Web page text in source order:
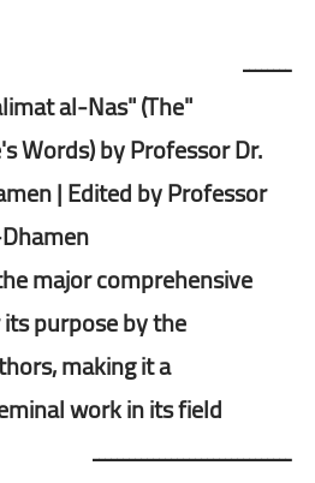
ــــــــ
al-Nas" (The
Words) by Professor Dr.
| Edited by Professor
major comprehensive
purpose by the
making it a
work in its field.
ـــــــــــــــــــــــــــــــــ